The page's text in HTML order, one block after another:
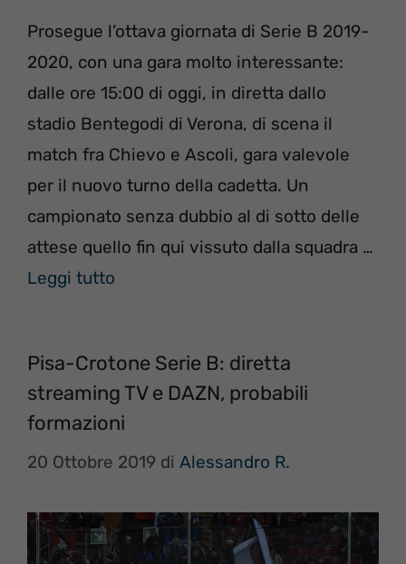
Prosegue l’ottava giornata di Serie B 2019-
2020, con una gara molto interessante:
dalle ore 15:00 di oggi, in diretta dallo
stadio Bentegodi di Verona, di scena il
match fra Chievo e Ascoli, gara valevole
per il nuovo turno della cadetta. Un
campionato senza dubbio al di sotto delle
attese quello fin qui vissuto dalla squadra …
Leggi tutto
Pisa-Crotone Serie B: diretta
streaming TV e DAZN, probabili
formazioni
20 Ottobre 2019 di Alessandro R.